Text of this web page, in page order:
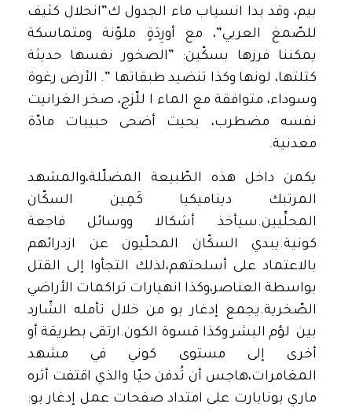
بيم، وقد بدا انسياب ماء الجدول ك”انحلال كثيف
للصّمغ العربي”، مع أورِدَةٍ ملوّنة ومتماسكة
يمكننا فرزها بسكّين: ”الصخور نفسها حديثة
كتلتها، لونها وكذا تنضيد طبقاتها ”. الأرض رغوة
وسوداء، متوافقة مع الماء ا للّزج، صخر الغرانيت
نفسه مضطرب، بحيث أضحى حبيبات مادّة
معدنية.
يكمن داخل هذه الطّبيعة المضلّلة،والمشهد
المرتبك ديناميكيا كَمِين السكّان
المحلِّيين.سيأخذ أشكالا ووسائل فاجعة
كونية.يبدي السكّان المحلّيون عن ازدرائهم
بالاعتماد على أسلحتهم،لذلك التجأوا إلى القتل
بواسطة العناصر،وكذا انهيارات تراكمات الأراضي
الصّخرية.يجمع إدغار بو من خلال تأمله الشّارد
بين لؤم البشر وكذا قسوة الكون.ارتقى بطريقة أو
أخرى إلى مستوى كوني في مشهد
المغامرات،هاجس أن تُدفن حيّا والذي اقتفت أثره
ماري بونابارت على امتداد صفحات عمل إدغار بو: